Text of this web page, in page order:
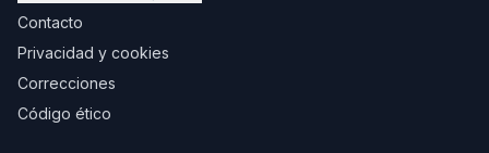
Contacto
Privacidad y cookies
Correcciones
Código ético